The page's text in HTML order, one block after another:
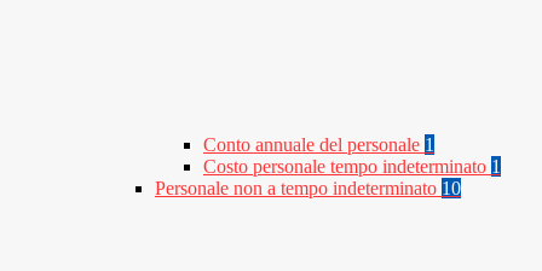
Conto annuale del personale 1
Costo personale tempo indeterminato 1
Personale non a tempo indeterminato 10